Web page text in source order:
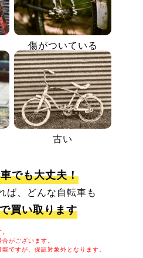
傷がついている
古い
でも大丈夫！
ば、どんな自転車も
買い取ります
がございます。
ですが、保証対象外となります。